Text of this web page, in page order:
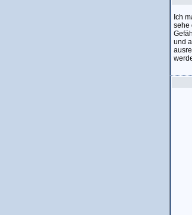
Ich
sehe
und